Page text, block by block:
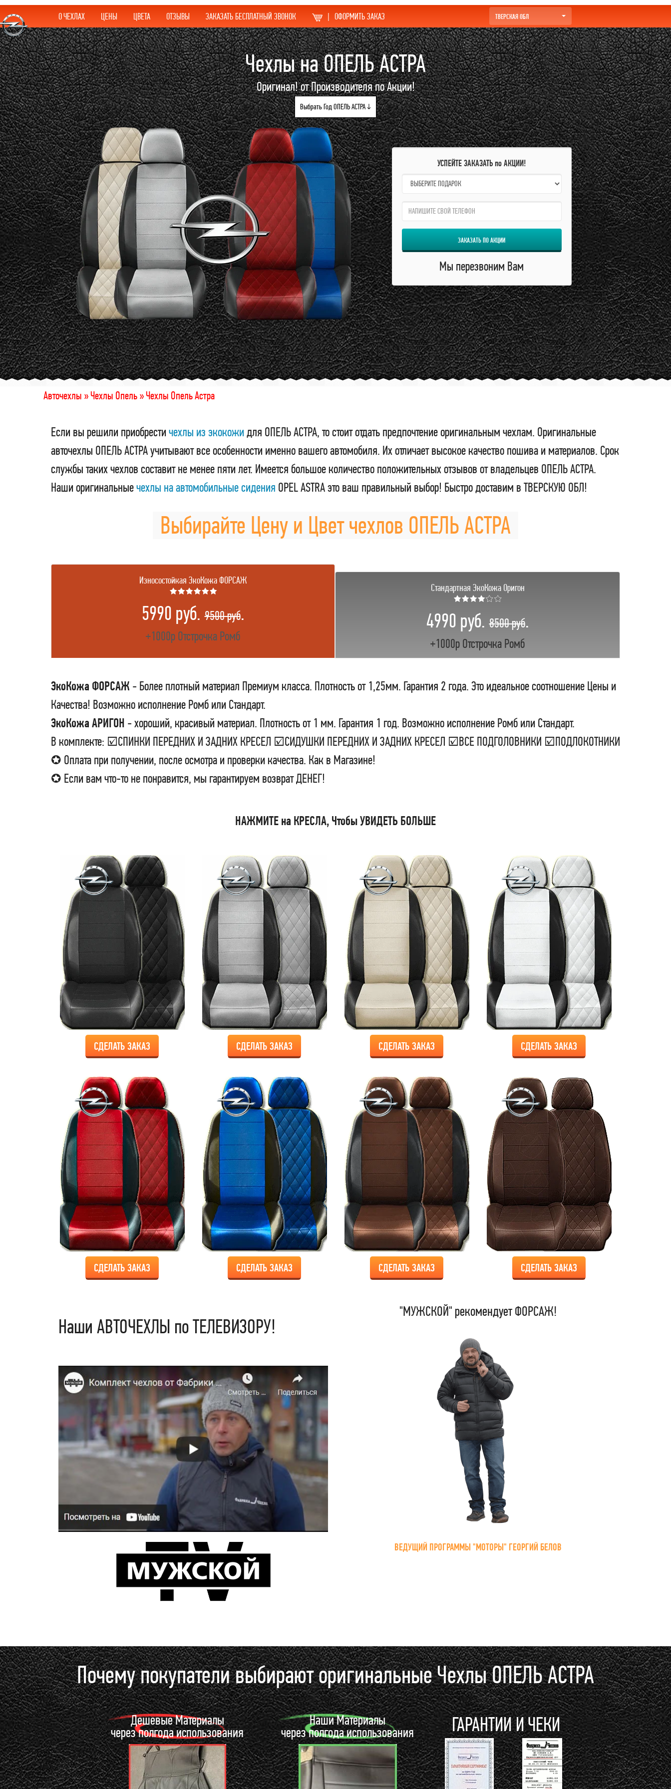
О ЧЕХЛАХ ЦЕНЫ ЦВЕТА ОТЗЫВЫ ЗАКАЗАТЬ БЕСПЛАТНЫЙ ЗВОНОК | ОФОРМИТЬ ЗАКАЗ ТВЕРСКАЯ ОБЛ
Чехлы на ОПЕЛЬ АСТРА
Оригинал! от Производителя по Акции!
Выбрать Год ОПЕЛЬ АСТРА ↓
УСПЕЙТЕ ЗАКАЗАТЬ по АКЦИИ!
name:
qzw:
ЗАКАЗАТЬ ПО АКЦИИ
Мы перезвоним Вам
Авточехлы »Чехлы Опель »Чехлы Опель Астра
Если вы решили приобрести чехлы из экокожи для ОПЕЛЬ АСТРА, то стоит отдать предпочтение оригинальным чехлам. Оригинальные
авточехлы ОПЕЛЬ АСТРА учитывают все особенности именно вашего автомобиля. Их отличает высокое качество пошива и материалов. Срок
службы таких чехлов составит не менее пяти лет. Имеется большое количество положительных отзывов от владельцев ОПЕЛЬ АСТРА.
Наши оригинальныечехлы на автомобильные сидения OPEL ASTRA это ваш правильный выбор! Быстро доставим в ТВЕРСКУЮ ОБЛ!
Выбирайте Цену и Цвет чехлов ОПЕЛЬ АСТРА
Износостойкая ЭкоКожа ФОРСАЖ
★★★★★★
5990 руб.9500 руб.
+1000р Отстрочка Ромб
Стандартная ЭкоКожа Оригон
★★★★☆☆
4990 руб.8500 руб.
+1000р Отстрочка Ромб
ЭкоКожа ФОРСАЖ - Более плотный материал Премиум класса. Плотность от 1,25мм. Гарантия 2 года. Это идеальное соотношение Цены и
Качества! Возможно исполнение Ромб или Стандарт.
ЭкоКожа АРИГОН - хороший, красивый материал. Плотность от 1 мм. Гарантия 1 год. Возможно исполнение Ромб или Стандарт.
В комплекте: ☑СПИНКИ ПЕРЕДНИХ И ЗАДНИХ КРЕСЕЛ ☑СИДУШКИ ПЕРЕДНИХ И ЗАДНИХ КРЕСЕЛ ☑ВСЕ ПОДГОЛОВНИКИ ☑ПОДЛОКОТНИКИ
✪ Оплата при получении, после осмотра и проверки качества. Как в Магазине!
✪ Если вам что-то не понравится, мы гарантируем возврат ДЕНЕГ!
НАЖМИТЕ на КРЕСЛА, Чтобы УВИДЕТЬ БОЛЬШЕ
СДЕЛАТЬ ЗАКАЗ СДЕЛАТЬ ЗАКАЗ СДЕЛАТЬ ЗАКАЗ СДЕЛАТЬ ЗАКАЗ
СДЕЛАТЬ ЗАКАЗ СДЕЛАТЬ ЗАКАЗ СДЕЛАТЬ ЗАКАЗ СДЕЛАТЬ ЗАКАЗ
Наши АВТОЧЕХЛЫ по ТЕЛЕВИЗОРУ!
"МУЖСКОЙ" рекомендует ФОРСАЖ!
ВЕДУЩИЙ ПРОГРАММЫ "МОТОРЫ" ГЕОРГИЙ БЕЛОВ
Почему покупатели выбирают оригинальные Чехлы ОПЕЛЬ АСТРА
Дешевые Материалы
через полгода использования
Наши Материалы
через полгода использования
ГАРАНТИИ И ЧЕКИ